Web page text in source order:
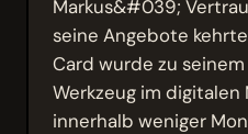
Markus&#039;
seine Angebote
Card wurde zu
Werkzeug im digitalen
innerhalb weniger